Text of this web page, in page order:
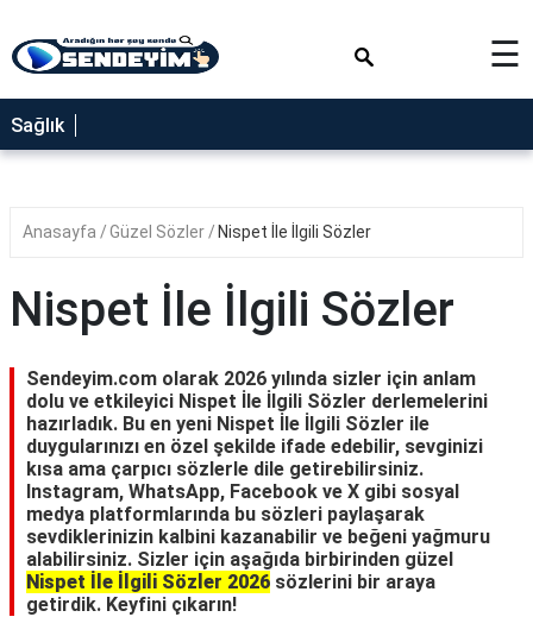
SAĞLIK
NEDİR
YEMEK
RÜYA
TABİRLERİ
GEZİLECEK
YERLER
BLOG
☰
Sağlık
Anasayfa Güzel Sözler Nispet İle İlgili Sözler
Nispet İle İlgili Sözler
Sendeyim.com olarak 2026 yılında sizler için anlam
dolu ve etkileyici Nispet İle İlgili Sözler derlemelerini
hazırladık. Bu en yeni Nispet İle İlgili Sözler ile
duygularınızı en özel şekilde ifade edebilir, sevginizi
kısa ama çarpıcı sözlerle dile getirebilirsiniz.
Instagram, WhatsApp, Facebook ve X gibi sosyal
medya platformlarında bu sözleri paylaşarak
sevdiklerinizin kalbini kazanabilir ve beğeni yağmuru
alabilirsiniz. Sizler için aşağıda birbirinden güzel
Nispet İle İlgili Sözler 2026 sözlerini bir araya
getirdik. Keyfini çıkarın!